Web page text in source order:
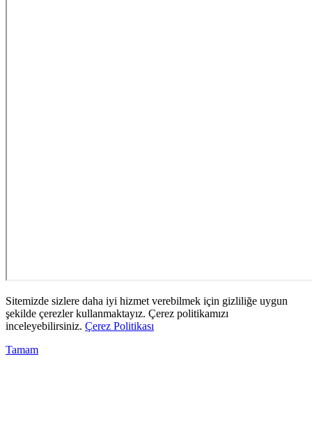
Sitemizde sizlere daha iyi hizmet verebilmek için gizliliğe uygun
şekilde çerezler kullanmaktayız. Çerez politikamızı
inceleyebilirsiniz. Çerez Politikası
Tamam